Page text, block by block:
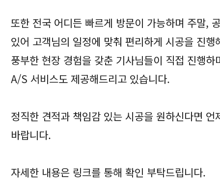
또한 전국 어디든 빠르게 방문이 가능하며 주말,
있어 고객님의 일정에 맞춰 편리하게 시공을 진
풍부한 현장 경험을 갖춘 기사님들이 직접 진행
A/S 서비스도 제공해드리고 있습니다.
정직한 견적과 책임감 있는 시공을 원하신다면
바랍니다.
자세한 내용은 링크를 통해 확인 부탁드립니다.